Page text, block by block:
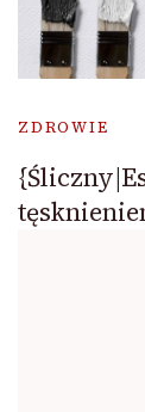
ZDROWIE